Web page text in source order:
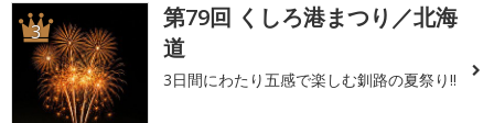
3
第79回 くしろ港まつり／北海
道
3日間にわたり五感で楽しむ釧路の夏祭り!!